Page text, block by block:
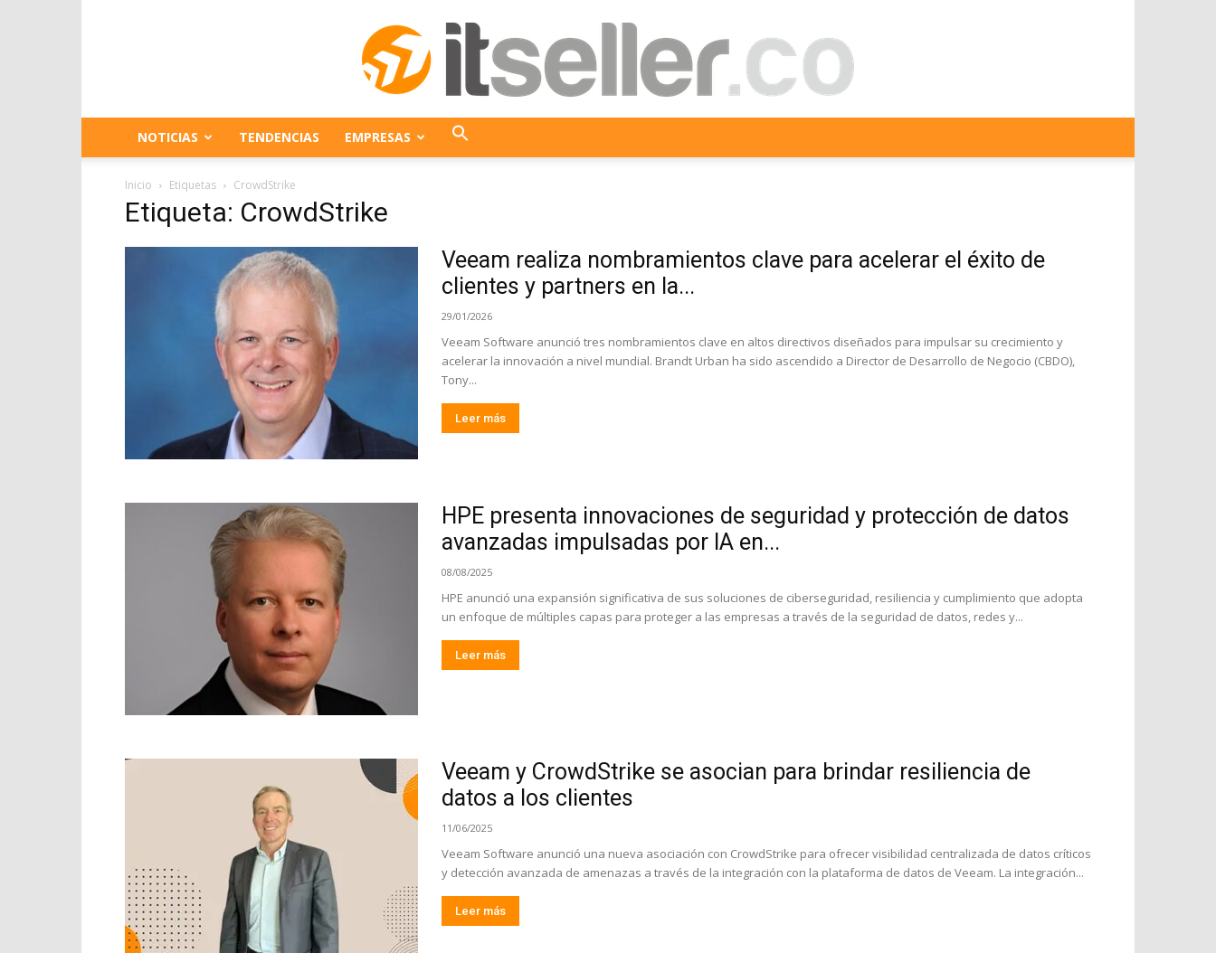
ITseller
Colombia
NOTICIAS TENDENCIAS EMPRESAS
Inicio Etiquetas CrowdStrike
Etiqueta: CrowdStrike
Veeam realiza nombramientos clave para acelerar el éxito de
clientes y partners en la...
29/01/2026
Veeam Software anunció tres nombramientos clave en altos directivos diseñados para impulsar su crecimiento y
acelerar la innovación a nivel mundial. Brandt Urban ha sido ascendido a Director de Desarrollo de Negocio (CBDO),
Tony...
Leer más
HPE presenta innovaciones de seguridad y protección de datos
avanzadas impulsadas por IA en...
08/08/2025
HPE anunció una expansión significativa de sus soluciones de ciberseguridad, resiliencia y cumplimiento que adopta
un enfoque de múltiples capas para proteger a las empresas a través de la seguridad de datos, redes y...
Leer más
Veeam y CrowdStrike se asocian para brindar resiliencia de
datos a los clientes
11/06/2025
Veeam Software anunció una nueva asociación con CrowdStrike para ofrecer visibilidad centralizada de datos críticos
y detección avanzada de amenazas a través de la integración con la plataforma de datos de Veeam. La integración...
Leer más